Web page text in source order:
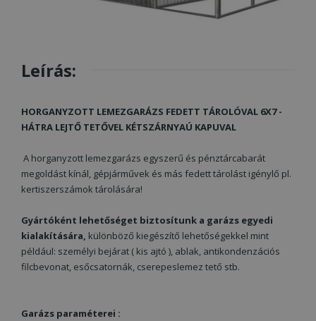
Leírás:
HORGANYZOTT LEMEZGARÁZS FEDETT TÁROLÓVAL 6X7 -
HÁTRA LEJTŐ TETŐVEL KÉTSZÁRNYAÚ KAPUVAL
A horganyzott lemezgarázs egyszerű és pénztárcabarát
megoldást kínál, gépjárművek és más fedett tárolást igénylő pl.
kertiszerszámok tárolására!
Gyártóként lehetőséget biztosítunk a garázs egyedi
kialakítására, különböző kiegészítő lehetőségekkel mint
például: személyi bejárat ( kis ajtó ), ablak, antikondenzációs
filcbevonat, esőcsatornák, cserepeslemez tető stb.
Garázs paraméterei :